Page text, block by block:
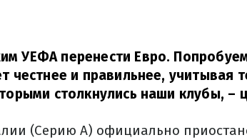
УЕФА перенести Евро.
честнее и правильнее, учитывая
столкнулись наши клубы, –
(Серию А) официально